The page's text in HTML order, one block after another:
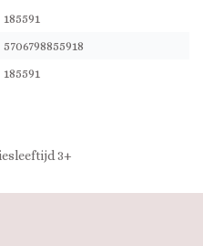
185591
5706798855918
185591
3+